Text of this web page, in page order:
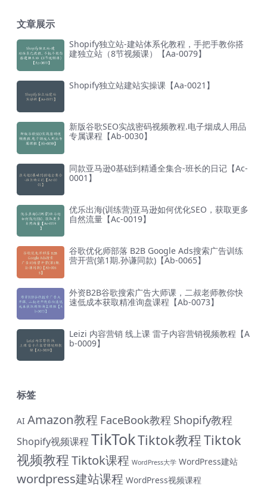
文章展示
Shopify独立站-建站体系化教程，手把手教你搭
建独立站（8节视频课）【Aa-0079】
Shopify独立站建站实操课【Aa-0021】
新版谷歌SEO实战密码视频教程.电子烟成人用品
专属课程【Ab-0030】
同款亚马逊0基础到精通全集合-班长的日记【Ac-
0001】
优乐出海(训练营)亚马逊如何优化SEO，获取更多
自然流量【Ac-0019】
谷歌优化师部落 B2B Google Ads搜索广告训练
营开营(第1期.孙谦同款)【Ab-0065】
外资B2B谷歌搜索广告大师课，二叔老师教你快
速低成本获取精准询盘课程【Ab-0073】
Leizi 内容营销 线上课 雷子内容营销视频教程【A
b-0009】
标签
AI Amazon教程 FaceBook教程 Shopify教程
Shopify视频课程TikTokTiktok教程Tiktok
视频教程Tiktok课程 WordPress大学 WordPress建站
wordpress建站课程 WordPress视频课程